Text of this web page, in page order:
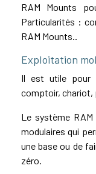
RAM Mounts
Particularités :
RAM Mounts..
Exploitation
Il est utile pour
comptoir, chariot,
Le système
modulaires qui
une base ou de
zéro.